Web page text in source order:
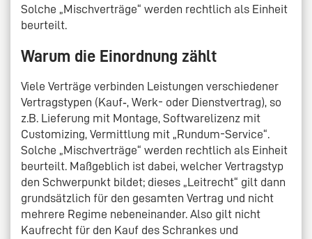
Solche „Mischverträge“ werden rechtlich als Einheit
beurteilt.
Warum die Einordnung zählt
Viele Verträge verbinden Leistungen verschiedener
Vertragstypen (Kauf‑, Werk- oder Dienstvertrag), so
z.B. Lieferung mit Montage, Softwarelizenz mit
Customizing, Vermittlung mit „Rundum-Service“.
Solche „Mischverträge“ werden rechtlich als Einheit
beurteilt. Maßgeblich ist dabei, welcher Vertragstyp
den Schwerpunkt bildet; dieses „Leitrecht“ gilt dann
grundsätzlich für den gesamten Vertrag und nicht
mehrere Regime nebeneinander. Also gilt nicht
Kaufrecht für den Kauf des Schrankes und